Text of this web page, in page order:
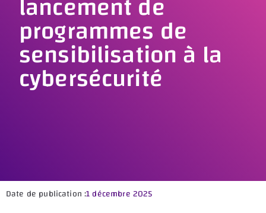
programmes de
sensibilisation à la
cybersécurité
Date de publication :1 décembre 2025